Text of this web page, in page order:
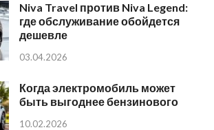
Niva Travel против Niva Legend:
где обслуживание обойдется
дешевле
03.04.2026
Когда электромобиль может
быть выгоднее бензинового
10.02.2026